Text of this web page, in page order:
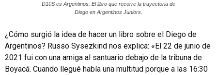
D10S es Argentinos. El libro que recorre la trayectoria de
Diego en Argentinos Juniors.
¿Cómo surgió la idea de hacer un libro sobre el Diego de
Argentinos? Russo Sysezkind nos explica: «El 22 de junio de
2021 fui con una amiga al santuario debajo de la tribuna de
Boyacá. Cuando llegué había una multitud porque a las 16:30